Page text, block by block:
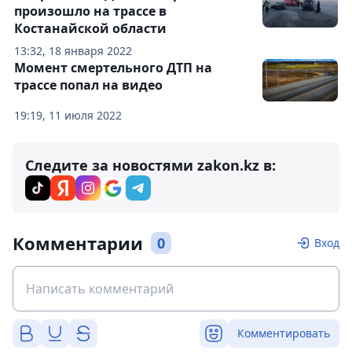
13:32, 18 января 2022
произошло на трассе в
Костанайской области
19:19, 11 июля 2022
Момент смертельного ДТП на
трассе попал на видео
Следите за новостями zakon.kz в:
Комментарии 0 Вход
Комментировать